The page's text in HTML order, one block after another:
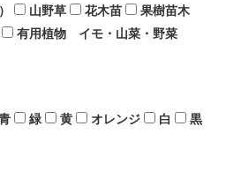
山野草 花木苗
果樹苗木
有用植物 イモ・山菜・野菜
緑 黄 オレンジ 白
黒